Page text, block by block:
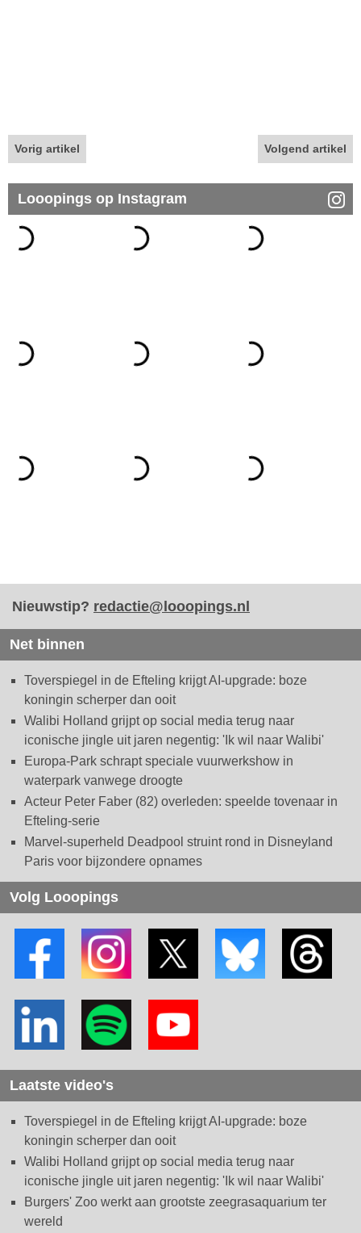
Vorig artikel Volgend artikel
Looopings op Instagram
Nieuwstip? redactie@looopings.nl
Net binnen
Toverspiegel in de Efteling krijgt AI-upgrade: boze
koningin scherper dan ooit
Walibi Holland grijpt op social media terug naar
iconische jingle uit jaren negentig: 'Ik wil naar Walibi'
Europa-Park schrapt speciale vuurwerkshow in
waterpark vanwege droogte
Acteur Peter Faber (82) overleden: speelde tovenaar in
Efteling-serie
Marvel-superheld Deadpool struint rond in Disneyland
Paris voor bijzondere opnames
Volg Looopings
Laatste video's
Toverspiegel in de Efteling krijgt AI-upgrade: boze
koningin scherper dan ooit
Walibi Holland grijpt op social media terug naar
iconische jingle uit jaren negentig: 'Ik wil naar Walibi'
Burgers' Zoo werkt aan grootste zeegrasaquarium ter
wereld